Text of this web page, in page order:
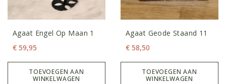
Agaat Engel Op Maan 1
€ 59,95
TOEVOEGEN AAN
WINKELWAGEN
Agaat Geode Staand 11
€ 58,50
TOEVOEGEN AAN
WINKELWAGEN